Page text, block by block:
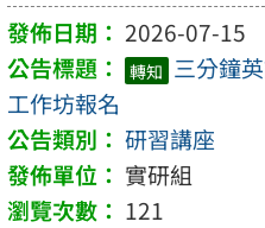
2026-07-15
轉知 三分鐘
工作坊報名
研習講座
實研組
121